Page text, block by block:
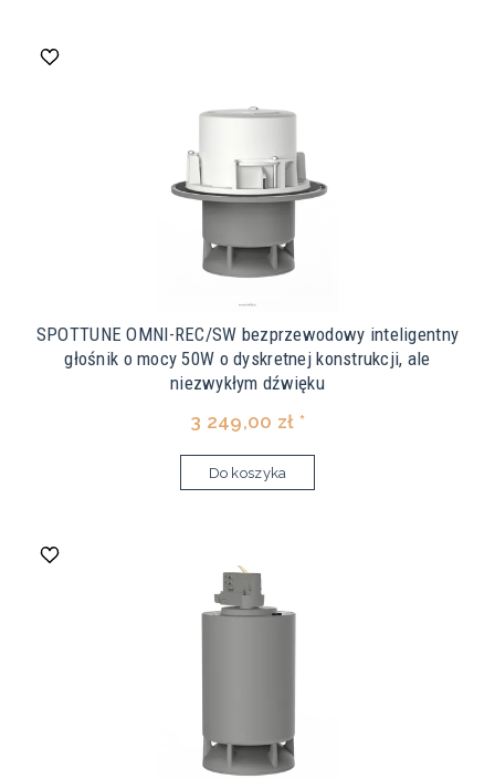
SPOTTUNE OMNI-REC/SW bezprzewodowy inteligentny
głośnik o mocy 50W o dyskretnej konstrukcji, ale
niezwykłym dźwięku
3 249,00 zł *
Do koszyka